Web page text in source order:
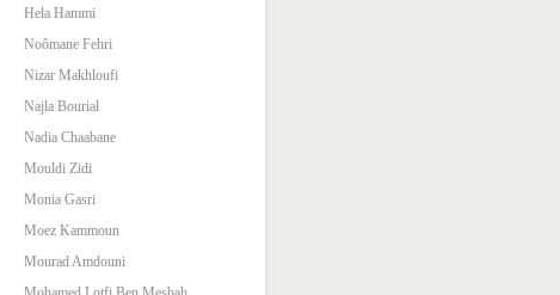
Hela Hammi
Noômane Fehri
Nizar Makhloufi
Najla Bourial
Nadia Chaabane
Mouldi Zidi
Monia Gasri
Moez Kammoun
Mourad Amdouni